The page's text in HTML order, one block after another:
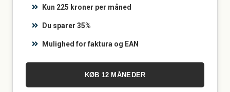
Kun 225 kroner per måned
Du sparer 35%
Mulighed for faktura og EAN
KØB 12 MÅNEDER